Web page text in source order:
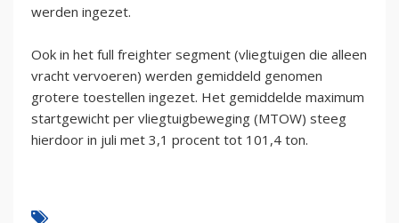
werden ingezet.
Ook in het full freighter segment (vliegtuigen die alleen
vracht vervoeren) werden gemiddeld genomen
grotere toestellen ingezet. Het gemiddelde maximum
startgewicht per vliegtuigbeweging (MTOW) steeg
hierdoor in juli met 3,1 procent tot 101,4 ton.